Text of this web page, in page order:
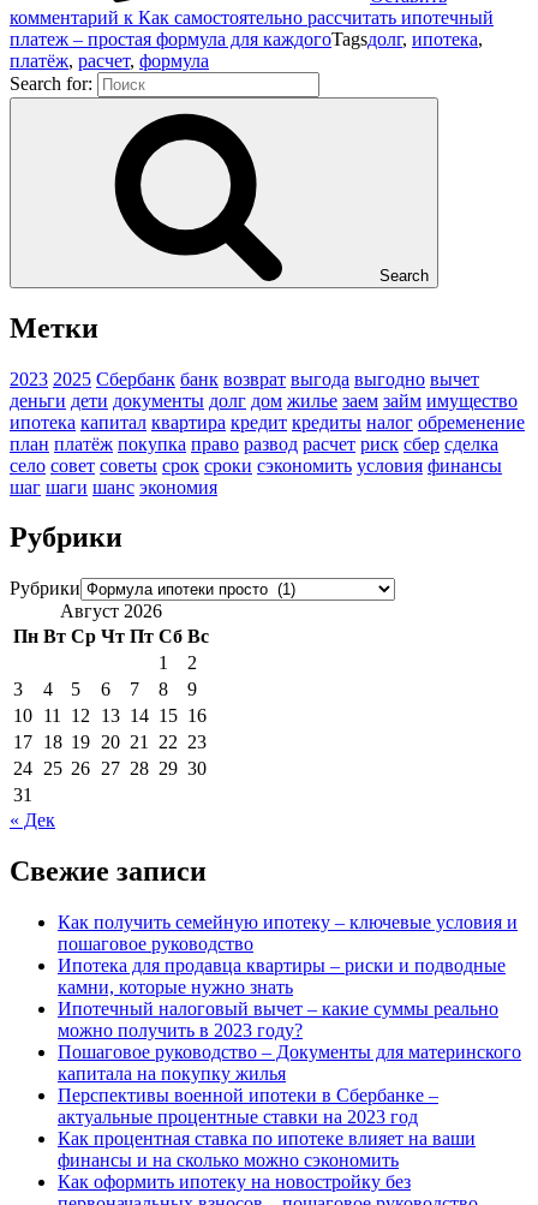
комментарий к Как самостоятельно рассчитать ипотечный
платеж – простая формула для каждогоTagsдолг, ипотека,
платёж, расчет, формула
Search for:
Search
Метки
2023 2025 Сбербанк банк возврат выгода выгодно вычет
деньги дети документы долг дом жилье заем займ имущество
ипотека капитал квартира кредит кредиты налог обременение
план платёж покупка право развод расчет риск сбер сделка
село совет советы срок сроки сэкономить условия финансы
шаг шаги шанс экономия
Рубрики
Рубрики
Август 2026
Пн Вт Ср Чт Пт Сб Вс
1
2
3
4 5 6 7 8
9
10 11 12 13 14 15 16
17 18 19 20 21 22 23
24 25 26 27 28 29 30
31
« Дек
Свежие записи
Как получить семейную ипотеку – ключевые условия и
пошаговое руководство
Ипотека для продавца квартиры – риски и подводные
камни, которые нужно знать
Ипотечный налоговый вычет – какие суммы реально
можно получить в 2023 году?
Пошаговое руководство – Документы для материнского
капитала на покупку жилья
Перспективы военной ипотеки в Сбербанке –
актуальные процентные ставки на 2023 год
Как процентная ставка по ипотеке влияет на ваши
финансы и на сколько можно сэкономить
Как оформить ипотеку на новостройку без